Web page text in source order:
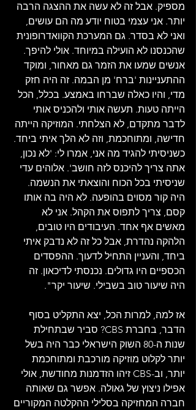
מספיק. אבל זה לא עשה את ההצגה הרבה
יותר. אני עצמי בטוח יודע מה הם עושים,
ואני לא בסדר. גם המערכת הקוואדרופונית
שהכנסנו לא הועילה במיוחד. אולי להיפך.
אנשים שמעו את הזמר גם מאחור, ומוקד
ההתעניינות 'ברח' מן הבמה. זה היה חזק
מדי, והיו כאלה שברחו באמצע. בכלל, הכל
הייתה טעות. תעשה אותי ולהכניס אותי
לדבר מתקדם, לא הצלחתי. המוזיקה הייתה
חדישה, ומתוחכמת, וזה לא הלך איתי ביחד.
כשניסיתי להגיד מה אני, אמרו לי: 'לא נכון,
אתה צריך להיכנס לזה חושב'. אלוהים עדי
שניסיתי בכל הכוח והוצאתי את הנשמה.
היה קור מסוים בהופעה. לא היה בה אותו
קסם, צריך לתפוס את הקהל. אני לא
מאשים אף אחד. העיבודים היו טובים,
הלהקה נהדרת, אבל כל זה לא נדבק איתי
ביחד, והעניין התחיל לדעוך. ההפסדים
הכספיים היו גדולים. נכנסתי לדיכאון. זה
היה שיעור טוב בשבילי. שיעור יקר".
אז למה, למרות הכל, יצא התקליט בסוף
הדבר, בחברת CBS? סביר שבתחילת
שנות ה-80 השוק הישראלי כבר היה בשל
יותר לקלוט מוזיקה מורכבת ומתוחכמת
יותר, וב-CBS זיהו הזדמנות מחודשת, אולי
אפילו ניצוץ של גאולה. אפשר גם שאותה
חברה המחזיקה בסלילי ההקלטה המקוריים